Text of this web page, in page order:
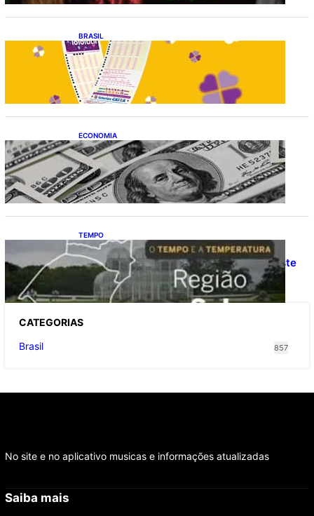
BRASIL
Resultado da lotofácil 3756: sorteio de
sexta-feira (07/08/2026)
ECONOMIA
Dólar fecha o último pregão cotado a R$
5,08
TEMPO
O TEMPO E A TEMPERATURA: Confira a
previsão do tempo para a Região Sul neste
sábado (8)
CATEGORIAS
Brasil
857
No site e no aplicativo musicas e informações atualizadas
Saiba mais